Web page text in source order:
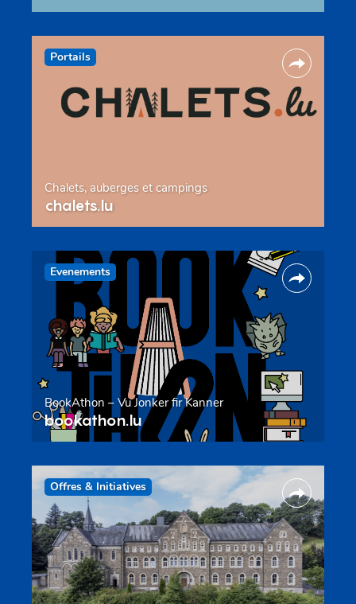
Portails
Chalets, auberges et campings
chalets.lu
Evenements
BookAthon – Vu Jonker fir Kanner
bookathon.lu
Offres & Initiatives